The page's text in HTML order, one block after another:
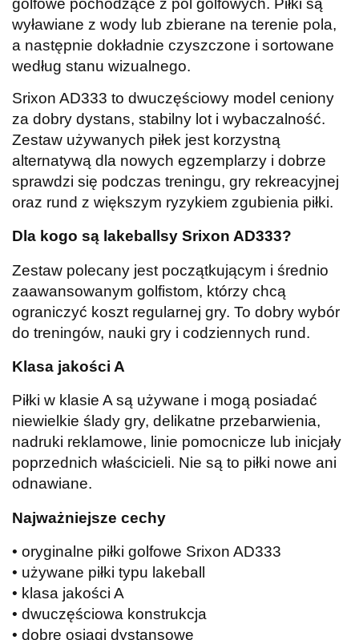
golfowe pochodzące z pól golfowych. Piłki są
wyławiane z wody lub zbierane na terenie pola,
a następnie dokładnie czyszczone i sortowane
według stanu wizualnego.
Srixon AD333 to dwuczęściowy model ceniony
za dobry dystans, stabilny lot i wybaczalność.
Zestaw używanych piłek jest korzystną
alternatywą dla nowych egzemplarzy i dobrze
sprawdzi się podczas treningu, gry rekreacyjnej
oraz rund z większym ryzykiem zgubienia piłki.
Dla kogo są lakeballsy Srixon AD333?
Zestaw polecany jest początkującym i średnio
zaawansowanym golfistom, którzy chcą
ograniczyć koszt regularnej gry. To dobry wybór
do treningów, nauki gry i codziennych rund.
Klasa jakości A
Piłki w klasie A są używane i mogą posiadać
niewielkie ślady gry, delikatne przebarwienia,
nadruki reklamowe, linie pomocnicze lub inicjały
poprzednich właścicieli. Nie są to piłki nowe ani
odnawiane.
Najważniejsze cechy
• oryginalne piłki golfowe Srixon AD333
• używane piłki typu lakeball
• klasa jakości A
• dwuczęściowa konstrukcja
• dobre osiągi dystansowe